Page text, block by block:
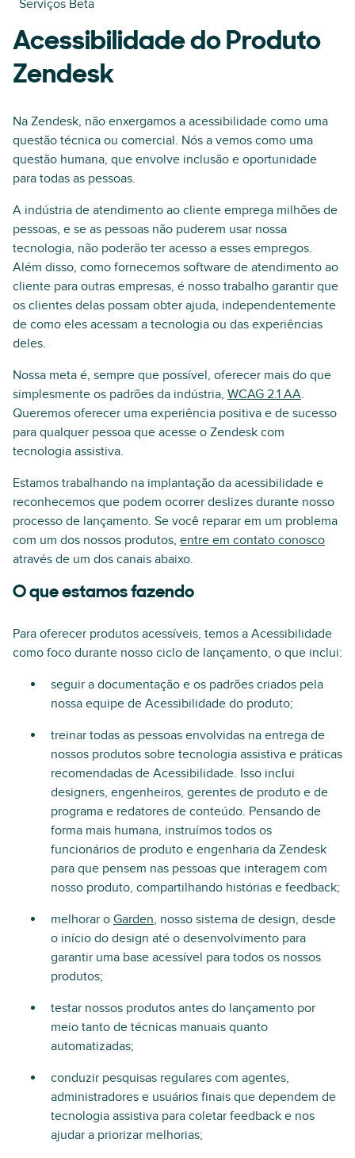
Serviços Beta
Acessibilidade do Produto
Zendesk
Na Zendesk, não enxergamos a acessibilidade como uma
questão técnica ou comercial. Nós a vemos como uma
questão humana, que envolve inclusão e oportunidade
para todas as pessoas.
A indústria de atendimento ao cliente emprega milhões de
pessoas, e se as pessoas não puderem usar nossa
tecnologia, não poderão ter acesso a esses empregos.
Além disso, como fornecemos software de atendimento ao
cliente para outras empresas, é nosso trabalho garantir que
os clientes delas possam obter ajuda, independentemente
de como eles acessam a tecnologia ou das experiências
deles.
Nossa meta é, sempre que possível, oferecer mais do que
simplesmente os padrões da indústria, WCAG 2.1 AA.
Queremos oferecer uma experiência positiva e de sucesso
para qualquer pessoa que acesse o Zendesk com
tecnologia assistiva.
Estamos trabalhando na implantação da acessibilidade e
reconhecemos que podem ocorrer deslizes durante nosso
processo de lançamento. Se você reparar em um problema
com um dos nossos produtos, entre em contato conosco
através de um dos canais abaixo.
O que estamos fazendo
Para oferecer produtos acessíveis, temos a Acessibilidade
como foco durante nosso ciclo de lançamento, o que inclui:
seguir a documentação e os padrões criados pela
nossa equipe de Acessibilidade do produto;
treinar todas as pessoas envolvidas na entrega de
nossos produtos sobre tecnologia assistiva e práticas
recomendadas de Acessibilidade. Isso inclui
designers, engenheiros, gerentes de produto e de
programa e redatores de conteúdo. Pensando de
forma mais humana, instruímos todos os
funcionários de produto e engenharia da Zendesk
para que pensem nas pessoas que interagem com
nosso produto, compartilhando histórias e feedback;
melhorar o Garden, nosso sistema de design, desde
o início do design até o desenvolvimento para
garantir uma base acessível para todos os nossos
produtos;
testar nossos produtos antes do lançamento por
meio tanto de técnicas manuais quanto
automatizadas;
conduzir pesquisas regulares com agentes,
administradores e usuários finais que dependem de
tecnologia assistiva para coletar feedback e nos
ajudar a priorizar melhorias;